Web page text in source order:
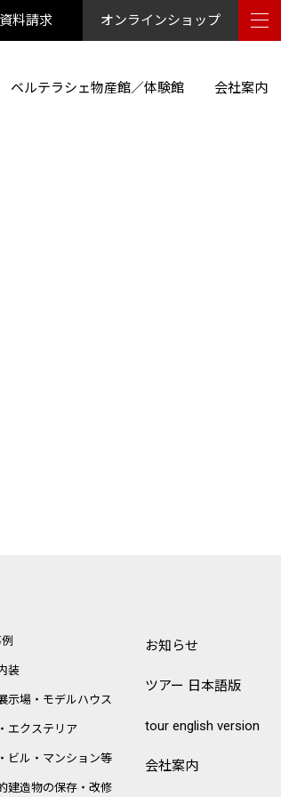
ベルテラシェ物産館／体験館 会社案内
料請求 オンラインショップ
お知らせ
ツアー 日本語版
tour english version
会社案内
装
示場・モデルハウス
エクステリア
ビル・マンション等
建造物の保存・改修